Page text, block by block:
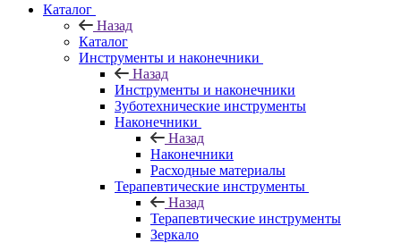
Каталог
Назад
Каталог
Инструменты и наконечники
Назад
Инструменты и наконечники
Зуботехнические инструменты
Наконечники
Назад
Наконечники
Расходные материалы
Терапевтические инструменты
Назад
Терапевтические инструменты
Зеркало